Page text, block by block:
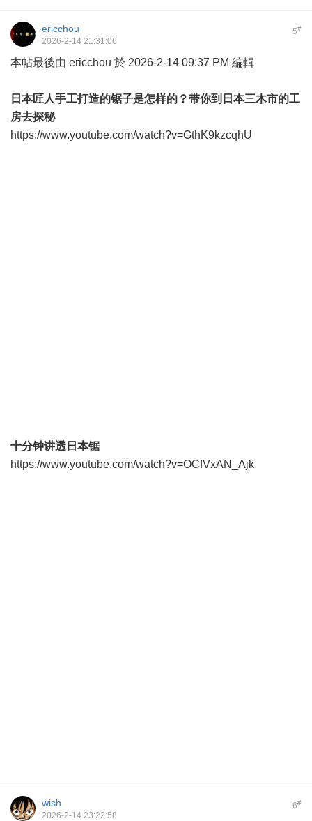
5#
ericchou
2026-2-14 21:31:06
本帖最後由 ericchou 於 2026-2-14 09:37 PM 編輯
日本匠人手工打造的锯子是怎样的？带你到日本三木市的工
房去探秘
https://www.youtube.com/watch?v=GthK9kzcqhU
十分钟讲透日本锯
https://www.youtube.com/watch?v=OCfVxAN_Ajk
6#
wish
2026-2-14 23:22:58